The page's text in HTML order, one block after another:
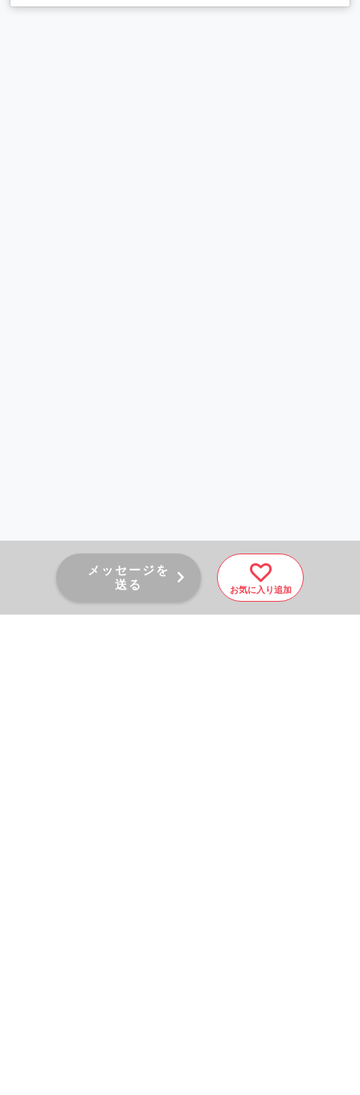
メッセージを
送る
お気に入り追加